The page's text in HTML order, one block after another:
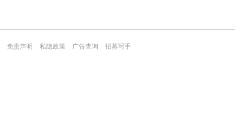
免责声明 私隐政策 广告查询 招募写手